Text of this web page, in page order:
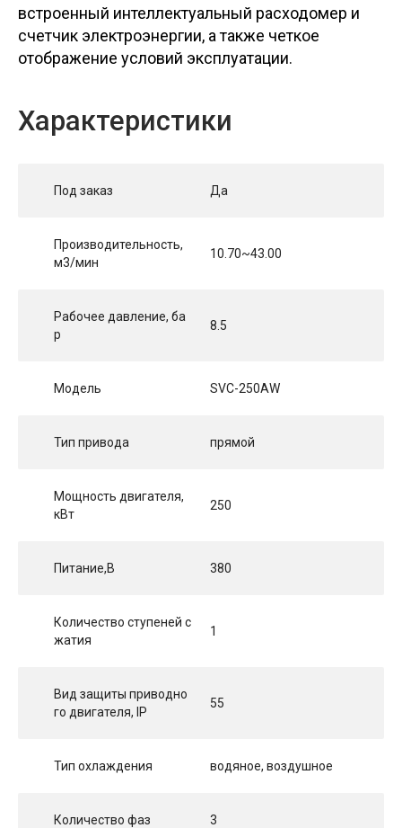
встроенный интеллектуальный расходомер и
счетчик электроэнергии, а также четкое
отображение условий эксплуатации.
Характеристики
Под заказ Да
Производительность,
м3/мин
10.70~43.00
Рабочее давление, ба
р
8.5
Модель SVC-250AW
Тип привода прямой
Мощность двигателя,
кВт
250
Питание,В 380
Количество ступеней с
жатия
1
Вид защиты приводно
го двигателя, IP
55
Тип охлаждения водяное, воздушное
Количество фаз 3